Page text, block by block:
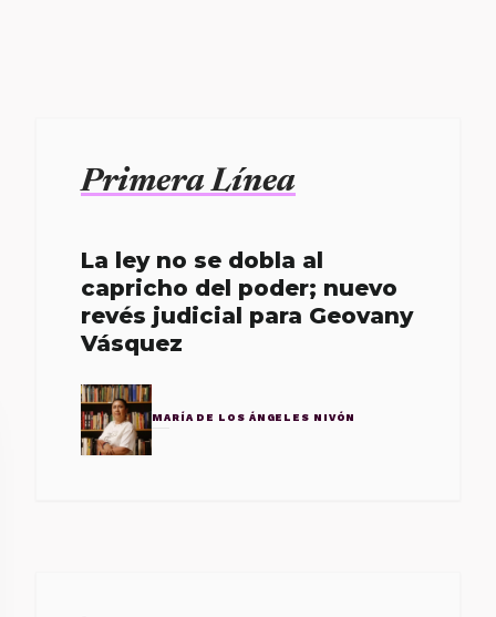
Primera Línea
La ley no se dobla al
capricho del poder; nuevo
revés judicial para Geovany
Vásquez
MARÍA DE LOS ÁNGELES NIVÓN